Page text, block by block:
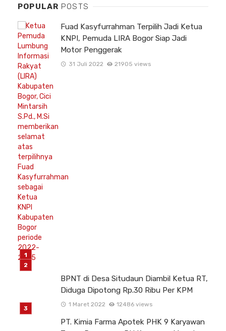
POPULAR POSTS
Fuad Kasyfurrahman Terpilih Jadi Ketua
KNPI, Pemuda LIRA Bogor Siap Jadi
Motor Penggerak
31 Juli 2022 21905 views
BPNT di Desa Situdaun Diambil Ketua RT,
Diduga Dipotong Rp.30 Ribu Per KPM
1 Maret 2022 12486 views
PT. Kimia Farma Apotek PHK 9 Karyawan